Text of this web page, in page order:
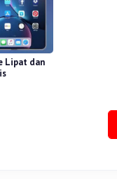
Lipat dan